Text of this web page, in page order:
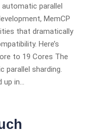
parallel
MemCP
that dramatically
Here’s
to 19 Cores The
parallel sharding.
up in…